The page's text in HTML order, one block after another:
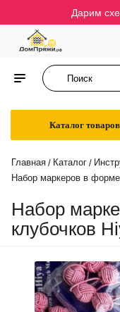
Дарим
Каталог товаров
Главная / Каталог /
Набор маркеров в
Набор
клубочков